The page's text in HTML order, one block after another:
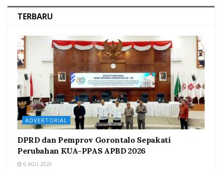
TERBARU
ADVERTORIAL
DPRD dan Pemprov Gorontalo Sepakati
Perubahan KUA-PPAS APBD 2026
6 AGU 2026